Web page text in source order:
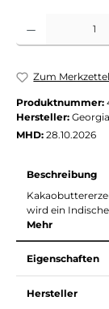
Produkt Anzahl:
Zum
Produktnummer:
Hersteller:
MHD: 28.10.2026
Beschreibung
wird ein
Mehr
Eigenschaften
Hersteller